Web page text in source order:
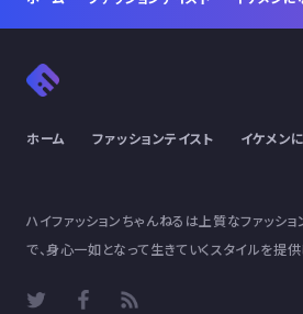
ホーム ファッションテイスト イケメン
ハイファッションちゃんねるは上質なファッシ
で、身心一如となって生きていくスタイルを提供